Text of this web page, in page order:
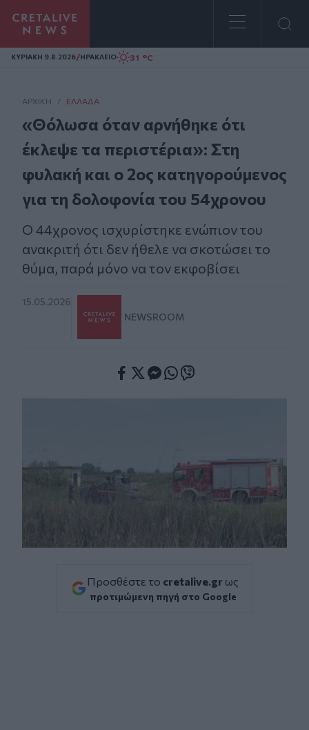
Homepage
ΚΥΡΙΑΚΗ 9.8.2026/ΗΡΑΚΛΕΙΟ 31 °C
ΑΡΧΙΚΗ / ΕΛΛΆΔΑ
«Θόλωσα όταν αρνήθηκε ότι
έκλεψε τα περιστέρια»: Στη
φυλακή και ο 2ος κατηγορούμενος
για τη δολοφονία του 54χρονου
Ο 44χρονος ισχυρίστηκε ενώπιον του
ανακριτή ότι δεν ήθελε να σκοτώσει το
θύμα, παρά μόνο να τον εκφοβίσει
15.05.2026
NEWSROOM
Προσθέστε το cretalive.gr ως
προτιμώμενη πηγή στο Google